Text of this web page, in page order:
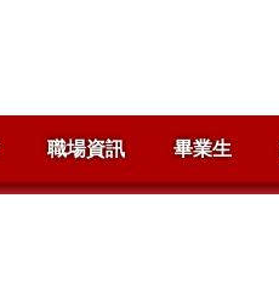
職場資訊 畢業生